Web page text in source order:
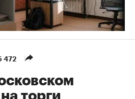
472
торги